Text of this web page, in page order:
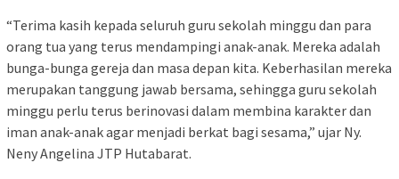
“Terima kasih kepada seluruh guru sekolah minggu dan para
orang tua yang terus mendampingi anak-anak. Mereka adalah
bunga-bunga gereja dan masa depan kita. Keberhasilan mereka
merupakan tanggung jawab bersama, sehingga guru sekolah
minggu perlu terus berinovasi dalam membina karakter dan
iman anak-anak agar menjadi berkat bagi sesama,” ujar Ny.
Neny Angelina JTP Hutabarat.